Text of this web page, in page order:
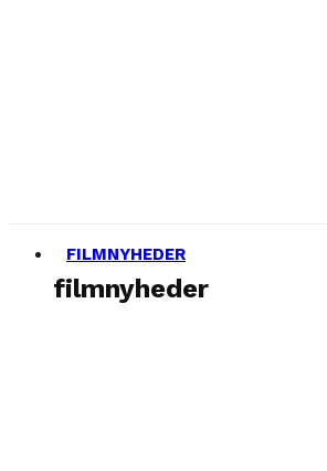
FILMNYHEDER
filmnyheder